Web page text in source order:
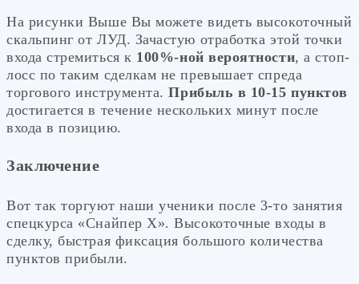
На рисунки Выше Вы можете видеть высокоточный
скальпинг от ЛУД. Зачастую отработка этой точки
входа стремиться к 100%-ной вероятности, а стоп-
лосс по таким сделкам не превышает спреда
торгового инструмента.Прибыль в 10-15 пунктов
достигается в течение нескольких минут после
входа в позицию.
Заключение
Вот так торгуют наши ученики после 3-то занятия
спецкурса «Снайпер Х». Высокоточные входы в
сделку, быстрая фиксация большого количества
пунктов прибыли.